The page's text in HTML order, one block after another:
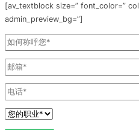
[av_textblock size=” font_color=”
admin_preview_bg=”]